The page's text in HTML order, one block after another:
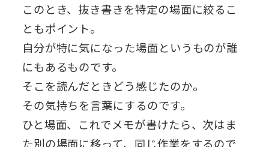
このとき、抜き書きを特定の場面に絞るこ
ともポイント。
自分が特に気になった場面というものが誰
にもあるものです。
そこを読んだときどう感じたのか。
その気持ちを言葉にするのです。
ひと場面、これでメモが書けたら、次はま
た別の場面に移って、同じ作業をするので